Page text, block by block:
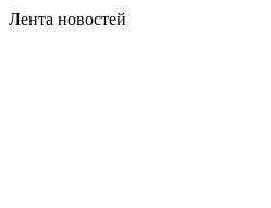
Лента новостей